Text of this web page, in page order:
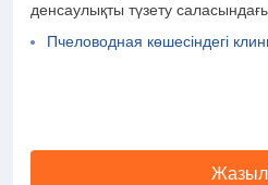
денсаулықты түзету
Пчеловодная көшесіндегі